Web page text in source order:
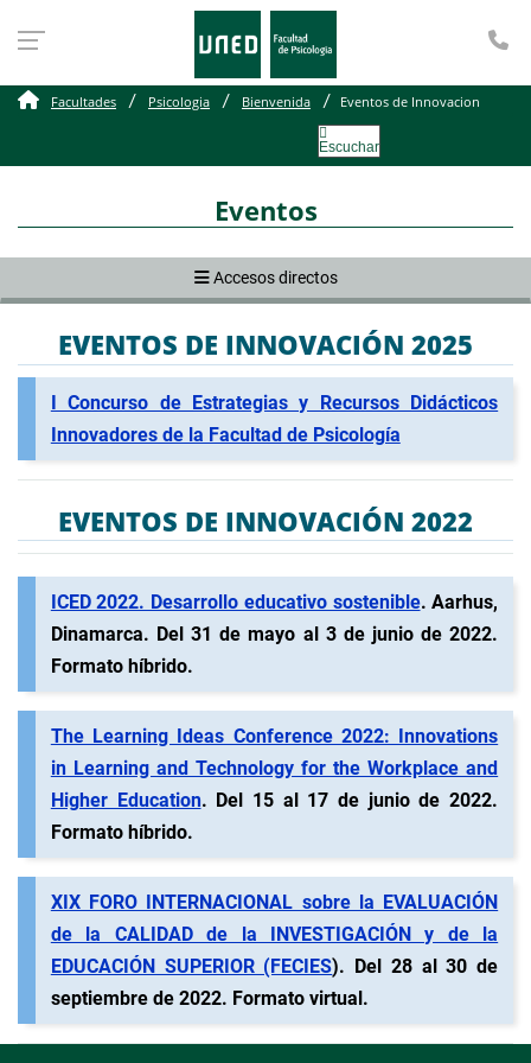
Eventos de Innovacion
Facultades Psicologia Bienvenida Eventos de Innovacion
Escuchar
Eventos
Accesos directos
EVENTOS DE INNOVACIÓN 2025
I Concurso de Estrategias y Recursos Didácticos
Innovadores de la Facultad de Psicología
EVENTOS DE INNOVACIÓN 2022
ICED 2022. Desarrollo educativo sostenible. Aarhus,
Dinamarca. Del 31 de mayo al 3 de junio de 2022.
Formato híbrido.
The Learning Ideas Conference 2022: Innovations
in Learning and Technology for the Workplace and
Higher Education. Del 15 al 17 de junio de 2022.
Formato híbrido.
XIX FORO INTERNACIONAL sobre la EVALUACIÓN
de la CALIDAD de la INVESTIGACIÓN y de la
EDUCACIÓN SUPERIOR (FECIES). Del 28 al 30 de
septiembre de 2022. Formato virtual.